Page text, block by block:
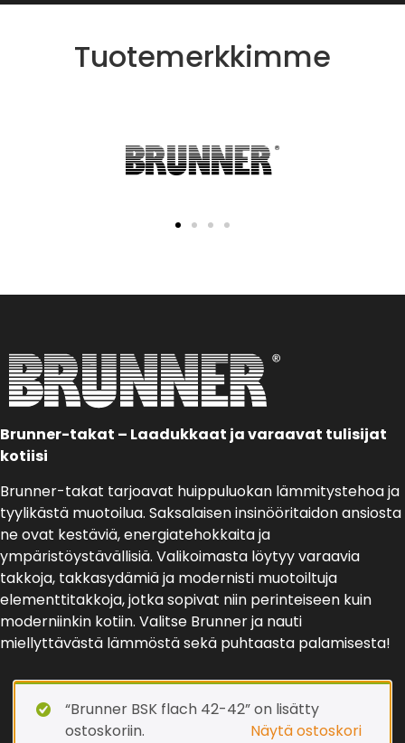
Tuotemerkkimme
Brunner-takat – Laadukkaat ja varaavat tulisijat
kotiisi
Brunner-takat tarjoavat huippuluokan lämmitystehoa ja
tyylikästä muotoilua. Saksalaisen insinööritaidon ansiosta
ne ovat kestäviä, energiatehokkaita ja
ympäristöystävällisiä. Valikoimasta löytyy varaavia
takkoja, takkasydämiä ja modernisti muotoiltuja
elementtitakkoja, jotka sopivat niin perinteiseen kuin
moderniinkin kotiin. Valitse Brunner ja nauti
miellyttävästä lämmöstä sekä puhtaasta palamisesta!
“Brunner BSK flach 42-42” on lisätty
ostoskoriin.
Näytä ostoskori